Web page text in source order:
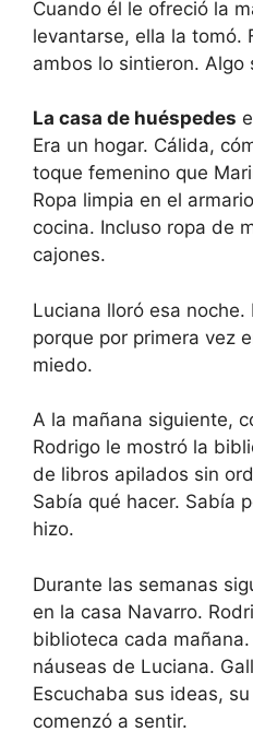
Cuando él le ofreció la
levantarse, ella la tomó.
ambos lo sintieron. Algo
La casa de huéspedes
Era un hogar. Cálida,
toque femenino que
Ropa limpia en el
cocina. Incluso ropa de
cajones.
Luciana lloró esa
porque por primera vez
miedo.
A la mañana siguiente,
Rodrigo le mostró la
de libros apilados sin
Sabía qué hacer. Sabía
hizo.
Durante las semanas
en la casa Navarro.
biblioteca cada
náuseas de Luciana.
Escuchaba sus ideas,
comenzó a sentir.